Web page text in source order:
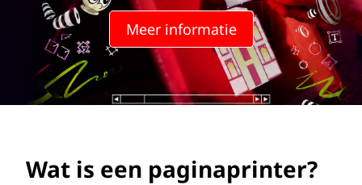
a
Meer informatie
Wat is een paginaprinter?